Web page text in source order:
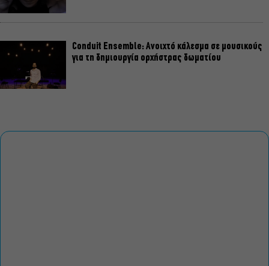
Conduit Ensemble: Ανοιχτό κάλεσμα σε μουσικούς
για τη δημιουργία ορχήστρας δωματίου